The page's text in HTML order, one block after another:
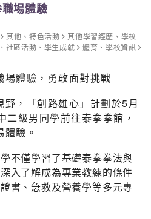
職場體驗
其他 、特色活動 其他學習經歷 、 學校
、 社區活動 、 學生成就 體育 、 學校資訊
場體驗，勇敢面對挑戰
，「創路雄心」計劃於5月
級男同學前往泰拳拳館，
驗。
不僅學習了基礎泰拳拳法與
入了解成為專業教練的條件
書、急救及營養學等多元專